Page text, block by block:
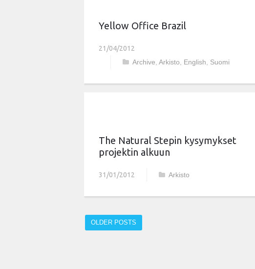
Yellow Office Brazil
21/04/2012
Archive, Arkisto, English, Suomi
The Natural Stepin kysymykset
projektin alkuun
31/01/2012 Arkisto
OLDER POSTS